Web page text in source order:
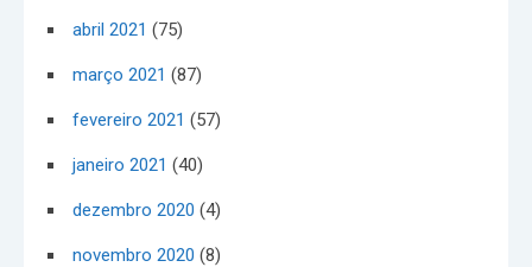
abril 2021 (75)
março 2021 (87)
fevereiro 2021 (57)
janeiro 2021 (40)
dezembro 2020 (4)
novembro 2020 (8)